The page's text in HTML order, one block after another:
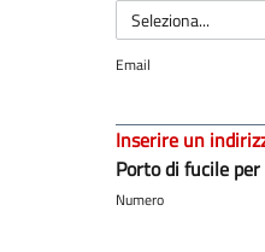
Email
Inserire un
Porto di fucile per
Numero